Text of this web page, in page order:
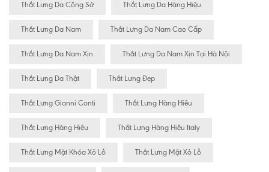
Thắt Lưng Da Công Sở Thắt Lưng Da Hàng Hiệu
Thắt Lưng Da Nam Thắt Lưng Da Nam Cao Cấp
Thắt Lưng Da Nam Xịn Thắt Lưng Da Nam Xịn Tại Hà Nội
Thắt Lưng Da Thật Thắt Lưng Đẹp
Thắt Lưng Gianni Conti Thắt Lưng Hàng Hiêu
Thắt Lưng Hàng Hiệu Thắt Lưng Hàng Hiệu Italy
Thắt Lưng Mặt Khóa Xỏ Lỗ Thắt Lưng Mặt Xỏ Lỗ